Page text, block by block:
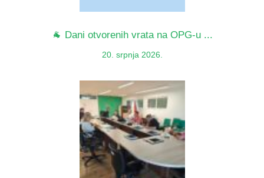
🐐 Dani otvorenih vrata na OPG-u ...
20. srpnja 2026.